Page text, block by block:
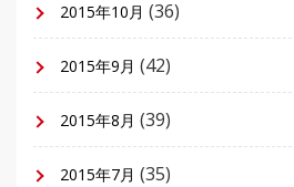
2015年10月 (36)
2015年9月 (42)
2015年8月 (39)
2015年7月 (35)